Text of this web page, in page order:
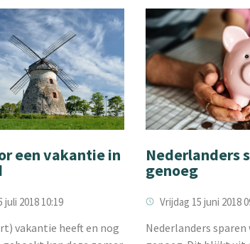
een vakantie in
2018 10:19
vakantie heeft en nog
Nederlanders
genoeg
Vrijdag 15 juni 2018
Nederlanders